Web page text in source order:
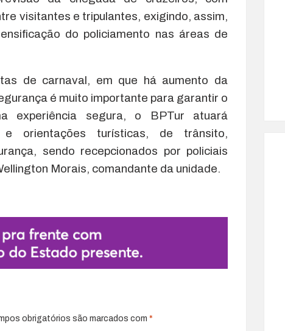
visitantes e tripulantes, exigindo, assim,
do policiamento nas áreas de
de carnaval, em que há aumento da
é muito importante para garantir o
experiência segura, o BPTur atuará
e orientações turísticas, de trânsito,
sendo recepcionados por policiais
Morais, comandante da unidade.
obrigatórios são marcados com *